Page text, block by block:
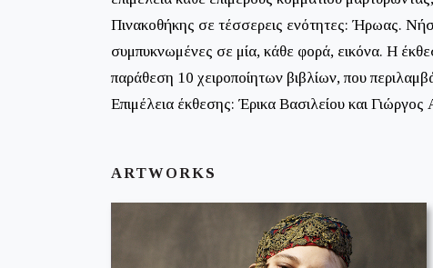
Πινακοθήκης σε τέσσερεις ενότητες: Ήρωας.
συμπυκνωμένες σε μία, κάθε φορά, εικόνα. Η
παράθεση 10 χειροποίητων βιβλίων, που
Επιμέλεια έκθεσης: Έρικα Βασιλείου και Γιώργος
ARTWORKS